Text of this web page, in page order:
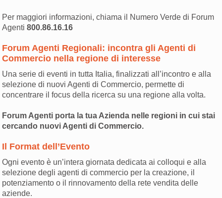
Per maggiori informazioni, chiama il Numero Verde di Forum
Agenti800.86.16.16
Forum Agenti Regionali: incontra gli Agenti di
Commercio nella regione di interesse
Una serie di eventi in tutta Italia, finalizzati all’incontro e alla
selezione di nuovi Agenti di Commercio, permette di
concentrare il focus della ricerca su una regione alla volta.
Forum Agenti porta la tua Azienda nelle regioni in cui stai
cercando nuovi Agenti di Commercio.
Il Format dell’Evento
Ogni evento è un’intera giornata dedicata ai colloqui e alla
selezione degli agenti di commercio per la creazione, il
potenziamento o il rinnovamento della rete vendita delle
aziende.